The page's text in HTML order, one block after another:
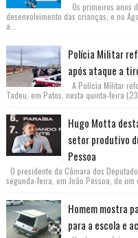
Os primeiros anos
desenvolvimento das crianças, e no
a...
Polícia Militar
após ataque a
A Polícia Militar
Tadeu, em Patos, nesta quinta-feira
Hugo Motta
setor produtivo
Pessoa
O presidente da Câmara dos
segunda-feira, em João Pessoa, de um
Homem mostra
para a escola e